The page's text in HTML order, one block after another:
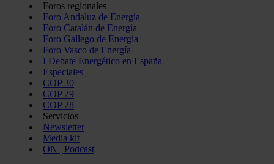
Foros regionales
Foro Andaluz de Energía
Foro Catalán de Energía
Foro Gallego de Energía
Foro Vasco de Energía
I Debate Energético en España
Especiales
COP 30
COP 29
COP 28
Servicios
Newsletter
Media kit
ON | Podcast